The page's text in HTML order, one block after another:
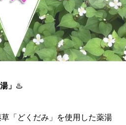
」 ♨️
「どくだみ」を使用した薬湯